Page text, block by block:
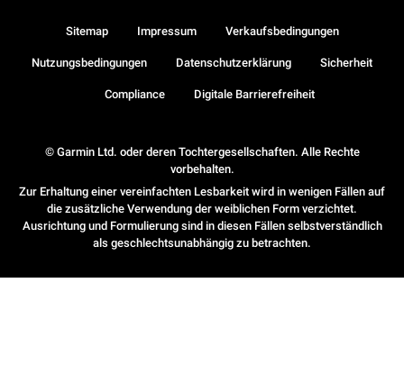
© Garmin Ltd. oder deren Tochtergesellschaften. Alle Rechte
vorbehalten.
Zur Erhaltung einer vereinfachten Lesbarkeit wird in wenigen Fällen auf
die zusätzliche Verwendung der weiblichen Form verzichtet.
Ausrichtung und Formulierung sind in diesen Fällen selbstverständlich
als geschlechtsunabhängig zu betrachten.
Sitemap Impressum Verkaufsbedingungen
Nutzungsbedingungen Datenschutzerklärung Sicherheit
Compliance Digitale Barrierefreiheit